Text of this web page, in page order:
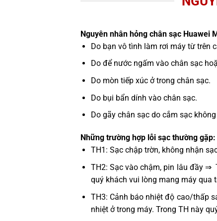
Nguyên nhân hỏng chân sạc Huawei
Do bạn vô tình làm rơi máy từ trên
Do để nước ngấm vào chân sạc
Do mòn tiếp xúc ở trong chân sạc.
Do bụi bẩn dính vào chân sạc.
Do gãy chân sạc do cắm sạc
Những trường hợp lỗi sạc thường gặp:
TH1: Sạc chập trờn, không nhận
TH2: Sạc vào chậm, pin lâu đầy ⇒
quý khách vui lòng mang máy qua
TH3: Cảnh báo nhiệt độ cao/thấp
nhiệt ở trong máy. Trong TH này